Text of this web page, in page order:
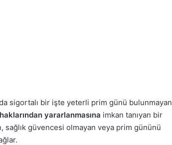
sigortalı bir işte yeterli prim günü bulunmayan
yararlanmasına imkan tanıyan bir
sağlık güvencesi olmayan veya prim gününü